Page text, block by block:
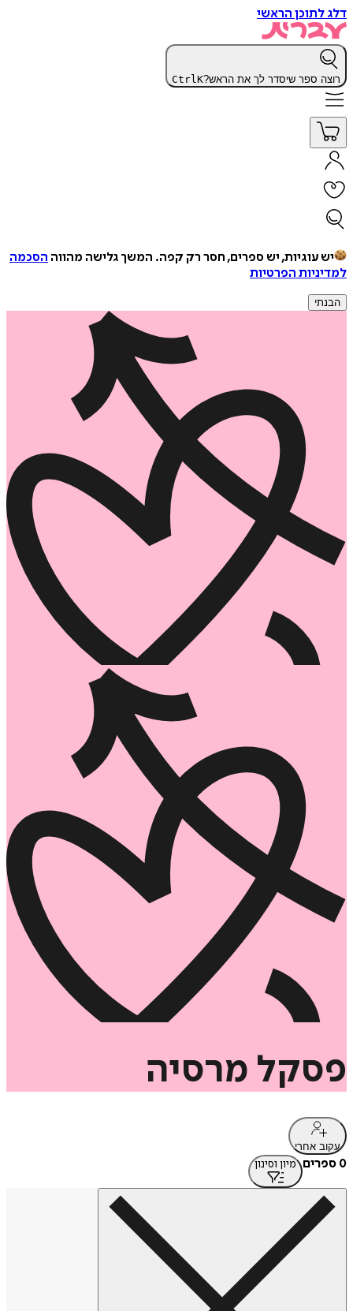
דלג לתוכן הראשי
רוצה ספר שיסדר לך את הראש? CtrlK
יש עוגיות, יש ספרים, חסר רק קפה. המשך גלישה מהווה הסכמה
למדיניות הפרטיות
הבנתי
פסקל‏ מרסיה
עקוב אחרי
0 ספרים מיון וסינון